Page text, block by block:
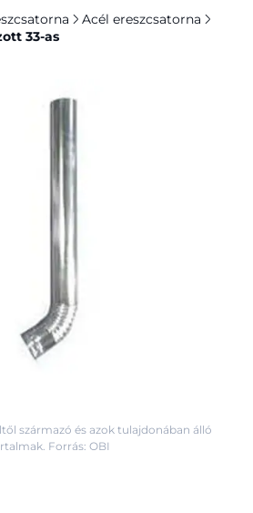
Acél ereszcsatorna
33-as
származó és azok tulajdonában álló
Forrás: OBI